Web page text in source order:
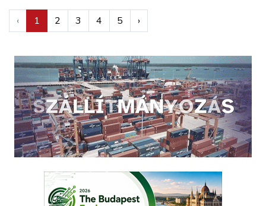
‹ 1 2 3 4 5 ›